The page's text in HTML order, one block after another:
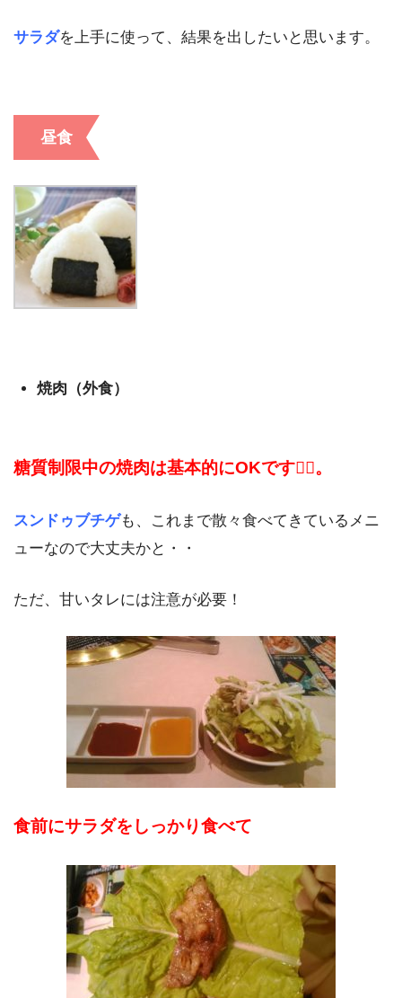
サラダを上手に使って、結果を出したいと思います。
昼食
焼肉（外食）
糖質制限中の焼肉は基本的にOKです👌🏼。
スンドゥブチゲも、これまで散々食べてきているメニ
ューなので大丈夫かと・・
ただ、甘いタレには注意が必要！
食前にサラダをしっかり食べて